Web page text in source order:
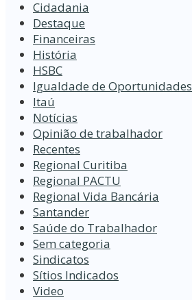
Cidadania
Destaque
Financeiras
História
HSBC
Igualdade de Oportunidades
Itaú
Notícias
Opinião de trabalhador
Recentes
Regional Curitiba
Regional PACTU
Regional Vida Bancária
Santander
Saúde do Trabalhador
Sem categoria
Sindicatos
Sítios Indicados
Video